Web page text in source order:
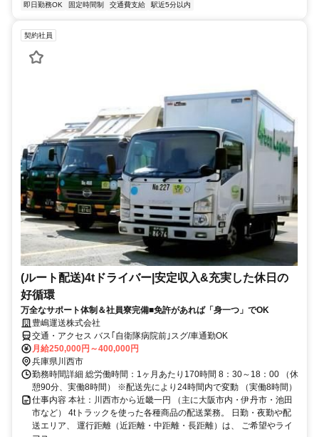
即日勤務OK 固定時間制 交通費支給 駅近5分以内
契約社員
(ルート配送)4tドライバー|安定収入&充実した休日の
好循環
万全なサポート体制＆社員寮完備■免許があれば「身一つ」でOK
豊嶋運送株式会社
交通・アクセス バス｢自衛隊病院前｣スグ/車通勤OK
月給250,000円～400,000円
兵庫県川西市
勤務時間詳細 総労働時間：1ヶ月あたり170時間 8：30～18：00 （休
憩90分、実働8時間） ※配送先により24時間内で変動 （実働8時間）
仕事内容 本社：川西市から近畿一円 （主に大阪市内・伊丹市・池田
市など） 4tトラックを使った各種商品の配送業務。 日勤・夜勤や配
送エリア、 運行距離（近距離・中距離・長距離）は、 ご希望やライ